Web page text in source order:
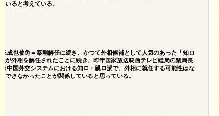
いると考えている。
成也被免＝秦剛解任に続き、かつて外相候補として人気のあった「知ロ
が外相を解任されたことに続き、昨年国家放送映画テレビ総局の副局長
中国外交システムにおける知ロ・親ロ派で、外相に就任する可能性はな
できなかったことが関係していると思っている。